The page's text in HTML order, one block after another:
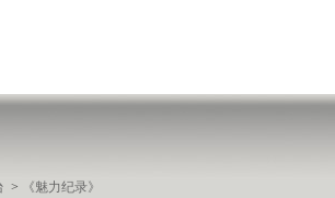
> 《魅力纪录》